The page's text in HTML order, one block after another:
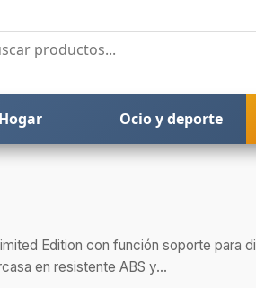
Hogar Ocio y deporte
Edition con función soporte para
en resistente ABS y...